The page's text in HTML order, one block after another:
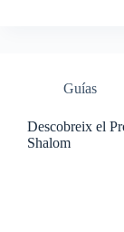
Guías
Descobreix el
Shalom